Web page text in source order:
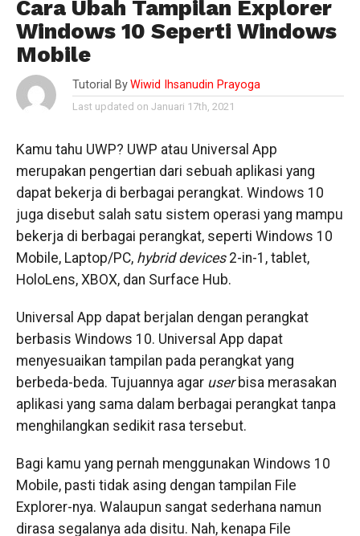
Cara Ubah Tampilan Explorer
Windows 10 Seperti Windows
Mobile
Tutorial By Wiwid Ihsanudin Prayoga
Last updated on Januari 17th, 2021
Kamu tahu UWP? UWP atau Universal App
merupakan pengertian dari sebuah aplikasi yang
dapat bekerja di berbagai perangkat. Windows 10
juga disebut salah satu sistem operasi yang mampu
bekerja di berbagai perangkat, seperti Windows 10
Mobile, Laptop/PC, hybrid devices2-in-1, tablet,
HoloLens, XBOX, dan Surface Hub.
Universal App dapat berjalan dengan perangkat
berbasis Windows 10. Universal App dapat
menyesuaikan tampilan pada perangkat yang
berbeda-beda. Tujuannya agar userbisa merasakan
aplikasi yang sama dalam berbagai perangkat tanpa
menghilangkan sedikit rasa tersebut.
Bagi kamu yang pernah menggunakan Windows 10
Mobile, pasti tidak asing dengan tampilan File
Explorer-nya. Walaupun sangat sederhana namun
dirasa segalanya ada disitu. Nah, kenapa File